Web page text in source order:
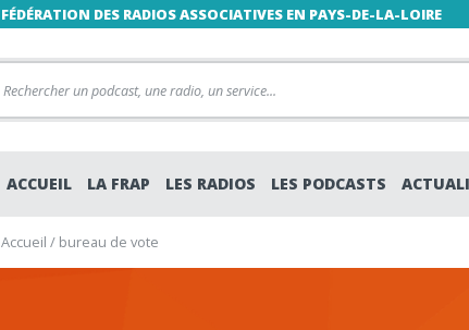
FÉDÉRATION DES RADIOS ASSOCIATIVES EN PAYS-DE-LA-LOIRE
ACCUEIL LA FRAP LES RADIOS LES PODCASTS
Accueil / bureau de vote